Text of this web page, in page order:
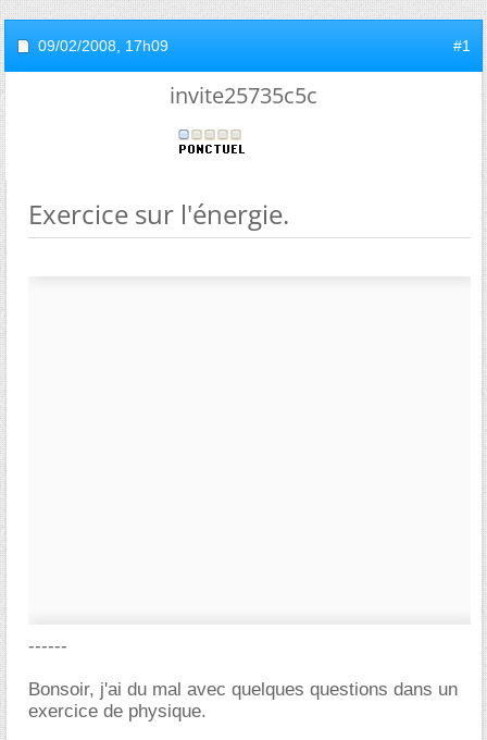
09/02/2008, 17h09 #1
invite25735c5c
Exercice sur l'énergie.
------
Bonsoir, j'ai du mal avec quelques questions dans un
exercice de physique.